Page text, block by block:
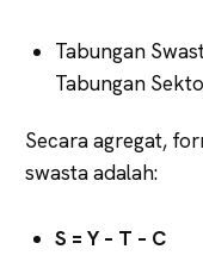
Tabungan
Tabungan
Secara agregat,
swasta adalah:
S = Y – T – C